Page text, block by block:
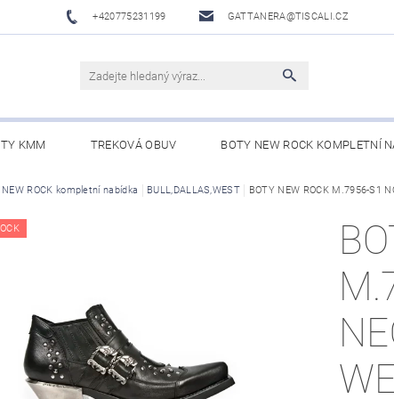
+420775231199 GATTANERA@TISCALI.CZ
KMM TREKOVÁ OBUV BOTY NEW ROCK KOMPLETNÍ
OBUV WESTERN BELTS /WESTERNOVÉ OPASKY/
NEW ROCK kompletní nabídka BULL,DALLAS,WEST BOTY NEW ROCK M.7956-S1